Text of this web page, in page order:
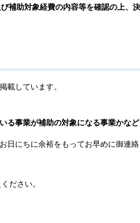
補助対象経費の内容等を確認の上、
載しています。
る事業が補助の対象になる事業かな
日にちに余裕をもってお早めに御連
ださい。